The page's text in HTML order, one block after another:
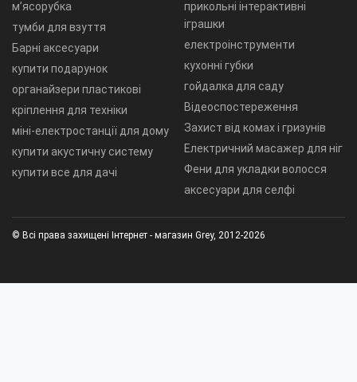
м’ясорубка
тумби для взуття
Барні аксесуари
купити подарунок
органайзери пластикові
кріплення для техніки
міні-електростанції для дому
купити акустичну систему
купити все для дачі
прикольні інтерактивні
іграшки
електроінструменти
кухонні губки
гойдалка для саду
Відеоспостереження
Захист від комах і гризунів
Електричний масажер для ніг
Фени для укладки волосся
аксесуари для селфі
© Всі права захищені Інтернет - магазин Grey, 2012-2026